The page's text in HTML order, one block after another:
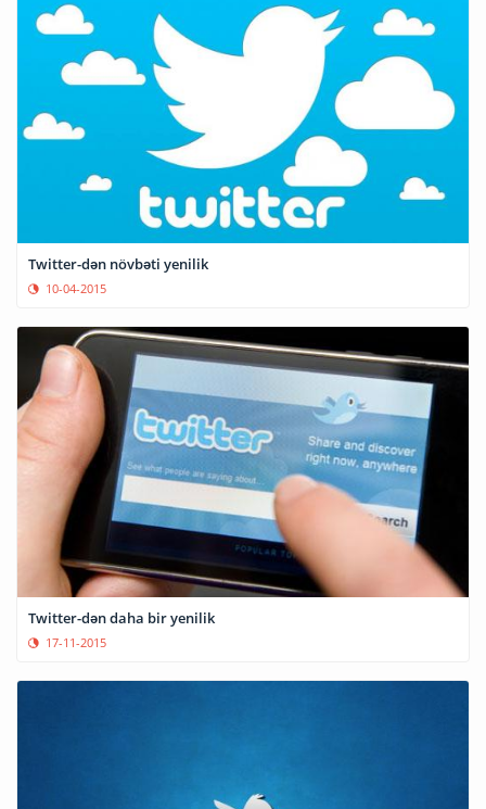
Twitter-dən növbəti yenilik
10-04-2015
Twitter-dən daha bir yenilik
17-11-2015